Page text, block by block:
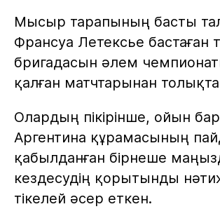
Мысыр тарапының басты
Франсуа Летексье бастаған
бригадасын әлем
қалған матчтарынан
Олардың пікірінше, ойын
Аргентина құрамасының
қабылданған бірнеше
кездесудің қорытынды
тікелей әсер еткен.